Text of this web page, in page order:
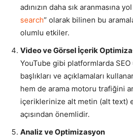
adınızın daha sık aranmasına
search” olarak bilinen bu
olumlu etkiler.
Video ve Görsel İçerik
YouTube gibi platformlarda
başlıkları ve açıklamaları
hem de arama motoru trafiğini
içeriklerinize alt metin (alt text)
açısından önemlidir.
Analiz ve Optimizasyon